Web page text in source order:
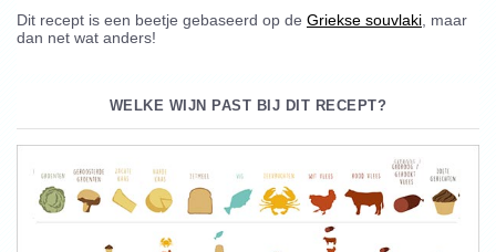
Dit recept is een beetje gebaseerd op de Griekse souvlaki , maar
dan net wat anders!
WELKE WIJN PAST BIJ DIT RECEPT?